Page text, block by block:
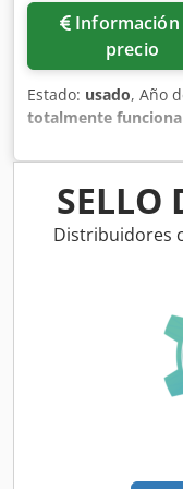
Información de
precio
Estado: usado, Año
totalmente
, Oferta
dobladora Marca:
Ahujck Ano: 1968/
ancho de fleje: max
mm rendemiento -
SELLO
Distribuidores